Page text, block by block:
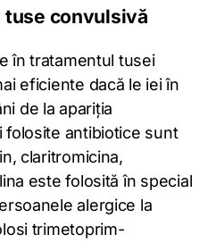
convulsivă
în tratamentul tusei
eficiente dacă le iei în
de la apariția
folosite antibiotice sunt
claritromicina,
este folosită în special
alergice la
trimetoprim-